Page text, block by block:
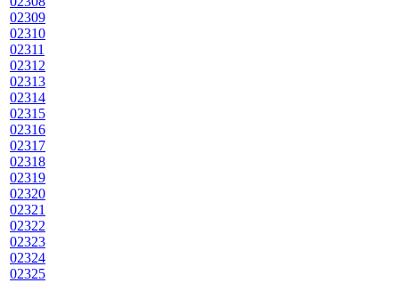
02309
02310
02311
02312
02313
02314
02315
02316
02317
02318
02319
02320
02321
02322
02323
02324
02325